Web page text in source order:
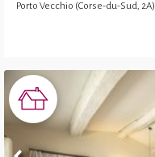
Porto Vecchio (Corse-du-Sud, 2A)